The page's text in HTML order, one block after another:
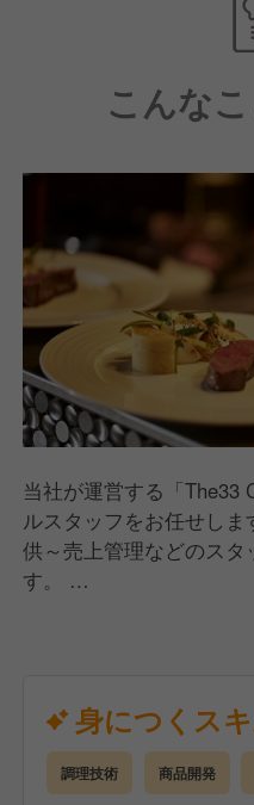
こんな
当社が運営する「The33
ルスタッフをお任せし
供～売上管理などのスタ
す。
・ドリンク作り
・売上管理、分析
・イベント等の施策立案
・アルバイトキャスト
身につくス
調理技術 商品開発